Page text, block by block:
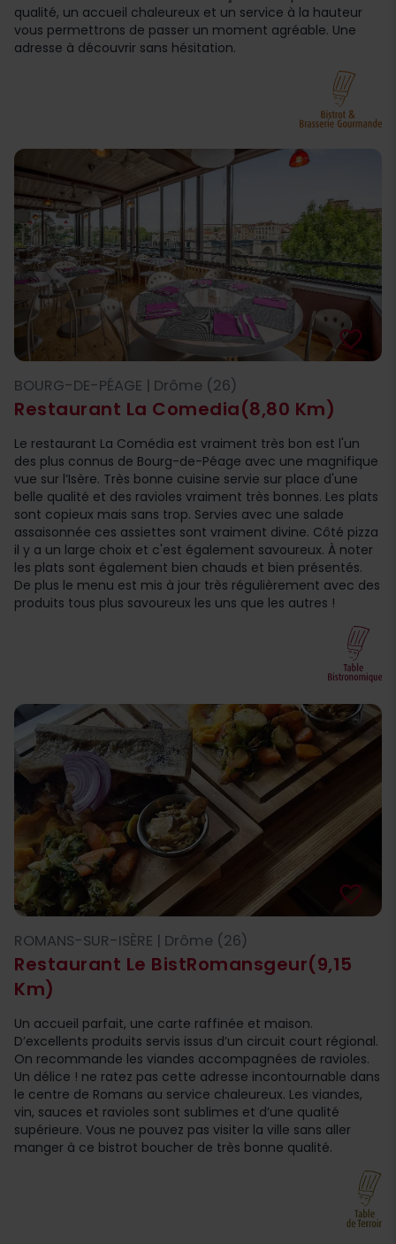
qualité, un accueil chaleureux et un service à la hauteur
vous permettrons de passer un moment agréable. Une
adresse à découvrir sans hésitation.
Restaurant La Comedia(8,80 Km)
favorite_border
BOURG-DE-PÉAGE | Drôme (26)
Le restaurant La Comédia est vraiment très bon est l'un
des plus connus de Bourg-de-Péage avec une magnifique
vue sur l’Isère. Très bonne cuisine servie sur place d'une
belle qualité et des ravioles vraiment très bonnes. Les plats
sont copieux mais sans trop. Servies avec une salade
assaisonnée ces assiettes sont vraiment divine. Côté pizza
il y a un large choix et c'est également savoureux. À noter
les plats sont également bien chauds et bien présentés.
De plus le menu est mis à jour très régulièrement avec des
produits tous plus savoureux les uns que les autres !
Restaurant Le BistRomansgeur(9,15
Km)
favorite_border
ROMANS-SUR-ISÈRE | Drôme (26)
Un accueil parfait, une carte raffinée et maison.
D’excellents produits servis issus d’un circuit court régional.
On recommande les viandes accompagnées de ravioles.
Un délice ! ne ratez pas cette adresse incontournable dans
le centre de Romans au service chaleureux. Les viandes,
vin, sauces et ravioles sont sublimes et d’une qualité
supérieure. Vous ne pouvez pas visiter la ville sans aller
manger à ce bistrot boucher de très bonne qualité.